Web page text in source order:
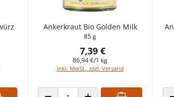
Ankerkraut Bio Golden Milk
85 g
7,39 €
86,94 €/1 kg
inkl. MwSt., zzgl. Versand